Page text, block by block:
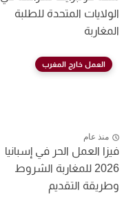
الولايات المتحدة للطلبة
المغاربة
العمل خارج المغرب
منذ عام
فيزا العمل الحر في إسبانيا
2026 للمغاربة الشروط
وطريقة التقديم